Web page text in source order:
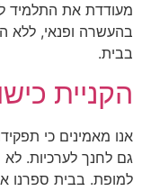
מעודדת את התלמיד
בהעשרה ופנאי, ללא
בבית.
הקניית
אנו מאמינים כי
גם לחנך לערכיות.
למופת. בבית ספרנו